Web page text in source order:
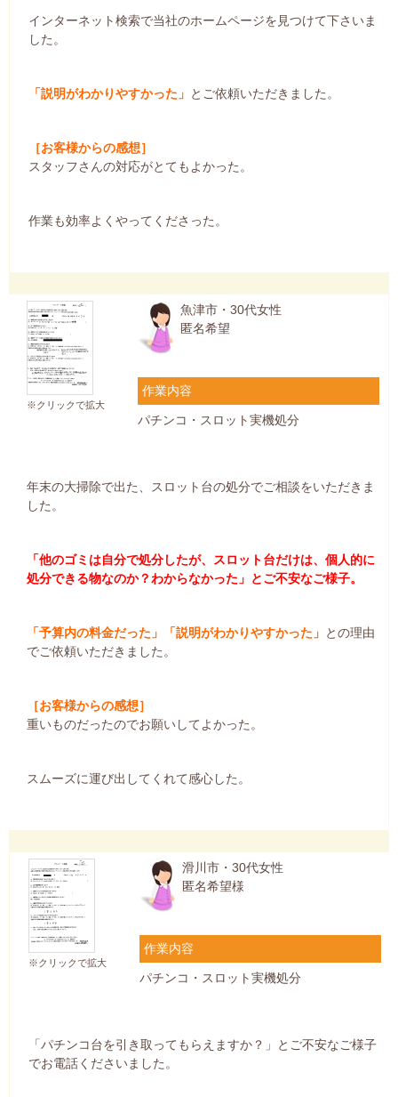
インターネット検索で当社のホームページを見つけて下さいま
した。
「説明がわかりやすかった」 とご依頼いただきました。
［お客様からの感想］
スタッフさんの対応がとてもよかった。
作業も効率よくやってくださった。
※クリックで拡大
魚津市・30代女性
匿名希望
作業内容
パチンコ・スロット実機処分
年末の大掃除で出た、スロット台の処分でご相談をいただきま
した。
「他のゴミは自分で処分したが、スロット台だけは、個人的に
処分できる物なのか？わからなかった」とご不安なご様子。
「予算内の料金だった」「説明がわかりやすかった」 との理由
でご依頼いただきました。
［お客様からの感想］
重いものだったのでお願いしてよかった。
スムーズに運び出してくれて感心した。
※クリックで拡大
滑川市・30代女性
匿名希望様
作業内容
パチンコ・スロット実機処分
「パチンコ台を引き取ってもらえますか？」とご不安なご様子
でお電話くださいました。